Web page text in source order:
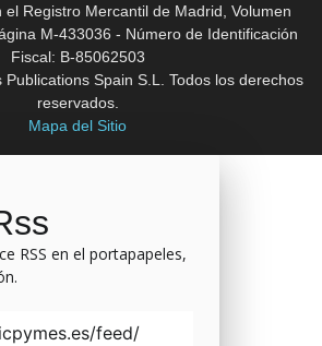
el Registro Mercantil de Madrid, Volumen
M-433036 - Número de Identificación
Fiscal: B-85062503
Spain S.L. Todos los derechos
reservados.
Mapa del Sitio
RSS en el portapapeles,